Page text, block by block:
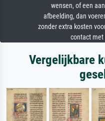
wensen, of een
afbeelding, dan
zonder extra kosten
contact met
Vergelijkbare